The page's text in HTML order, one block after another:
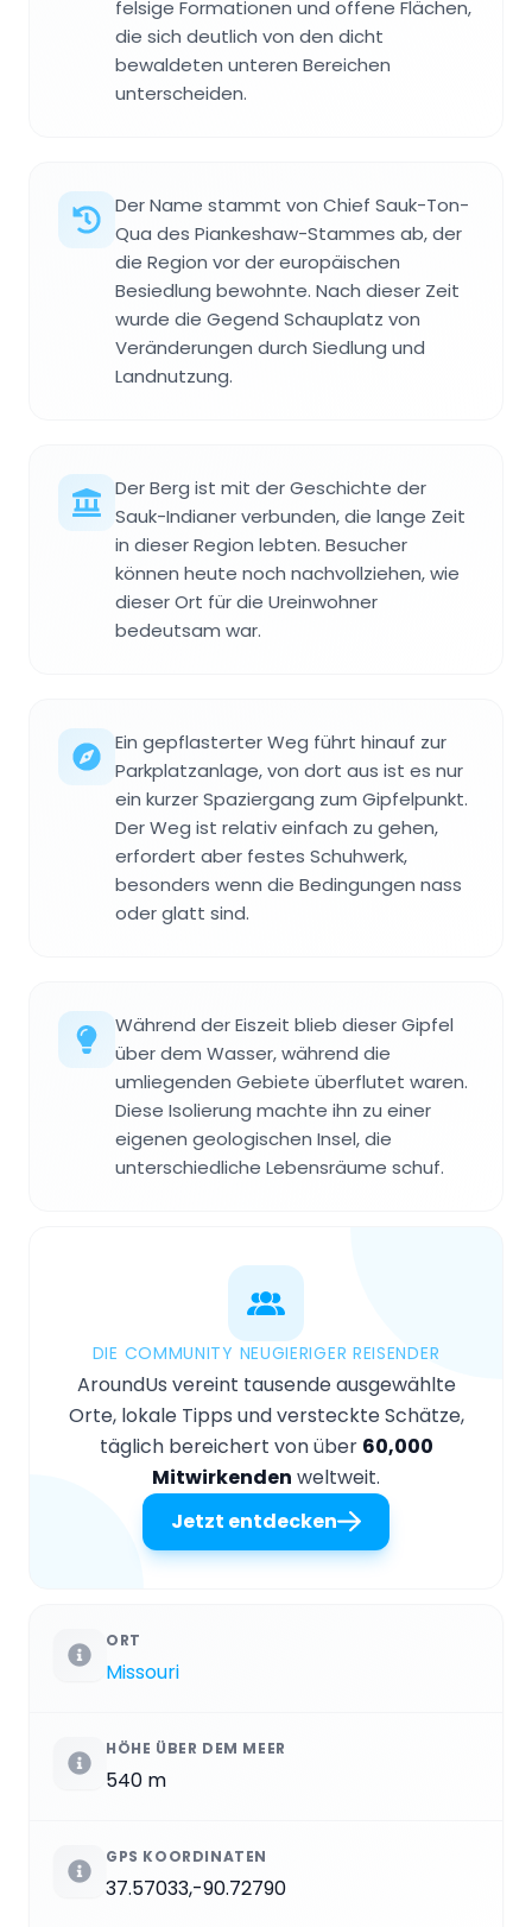
felsige Formationen und offene Flächen,
die sich deutlich von den dicht
bewaldeten unteren Bereichen
unterscheiden.
Der Name stammt von Chief Sauk-Ton-
Qua des Piankeshaw-Stammes ab, der
die Region vor der europäischen
Besiedlung bewohnte. Nach dieser Zeit
wurde die Gegend Schauplatz von
Veränderungen durch Siedlung und
Landnutzung.
Der Berg ist mit der Geschichte der
Sauk-Indianer verbunden, die lange Zeit
in dieser Region lebten. Besucher
können heute noch nachvollziehen, wie
dieser Ort für die Ureinwohner
bedeutsam war.
Ein gepflasterter Weg führt hinauf zur
Parkplatzanlage, von dort aus ist es nur
ein kurzer Spaziergang zum Gipfelpunkt.
Der Weg ist relativ einfach zu gehen,
erfordert aber festes Schuhwerk,
besonders wenn die Bedingungen nass
oder glatt sind.
Während der Eiszeit blieb dieser Gipfel
über dem Wasser, während die
umliegenden Gebiete überflutet waren.
Diese Isolierung machte ihn zu einer
eigenen geologischen Insel, die
unterschiedliche Lebensräume schuf.
DIE COMMUNITY NEUGIERIGER REISENDER
AroundUs vereint tausende ausgewählte
Orte, lokale Tipps und versteckte Schätze,
täglich bereichert von über 60,000
Mitwirkenden weltweit.
Jetzt entdecken
ORT
Missouri
HÖHE ÜBER DEM MEER
540 m
GPS KOORDINATEN
37.57033,-90.72790